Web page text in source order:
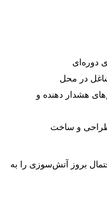
دوره‌ای
در محل
هشدار دهنده و
طراحی و ساخت
بروز آتش‌سوزی را به